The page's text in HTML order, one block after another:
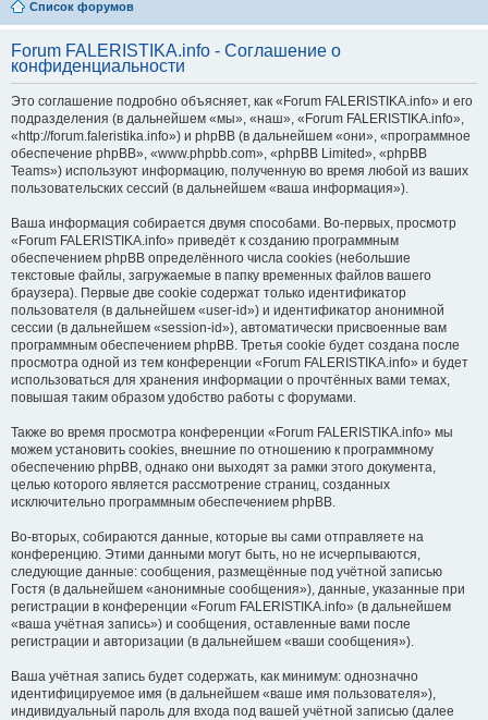
Список форумов
Forum FALERISTIKA.info - Соглашение о
конфиденциальности
Это соглашение подробно объясняет, как «Forum FALERISTIKA.info» и его
подразделения (в дальнейшем «мы», «наш», «Forum FALERISTIKA.info»,
«http://forum.faleristika.info») и phpBB (в дальнейшем «они», «программное
обеспечение phpBB», «www.phpbb.com», «phpBB Limited», «phpBB
Teams») используют информацию, полученную во время любой из ваших
пользовательских сессий (в дальнейшем «ваша информация»).
Ваша информация собирается двумя способами. Во-первых, просмотр
«Forum FALERISTIKA.info» приведёт к созданию программным
обеспечением phpBB определённого числа cookies (небольшие
текстовые файлы, загружаемые в папку временных файлов вашего
браузера). Первые две cookie содержат только идентификатор
пользователя (в дальнейшем «user-id») и идентификатор анонимной
сессии (в дальнейшем «session-id»), автоматически присвоенные вам
программным обеспечением phpBB. Третья cookie будет создана после
просмотра одной из тем конференции «Forum FALERISTIKA.info» и будет
использоваться для хранения информации о прочтённых вами темах,
повышая таким образом удобство работы с форумами.
Также во время просмотра конференции «Forum FALERISTIKA.info» мы
можем установить cookies, внешние по отношению к программному
обеспечению phpBB, однако они выходят за рамки этого документа,
целью которого является рассмотрение страниц, созданных
исключительно программным обеспечением phpBB.
Во-вторых, собираются данные, которые вы сами отправляете на
конференцию. Этими данными могут быть, но не исчерпываются,
следующие данные: сообщения, размещённые под учётной записью
Гостя (в дальнейшем «анонимные сообщения»), данные, указанные при
регистрации в конференции «Forum FALERISTIKA.info» (в дальнейшем
«ваша учётная запись») и сообщения, оставленные вами после
регистрации и авторизации (в дальнейшем «ваши сообщения»).
Ваша учётная запись будет содержать, как минимум: однозначно
идентифицируемое имя (в дальнейшем «ваше имя пользователя»),
индивидуальный пароль для входа под вашей учётной записью (далее